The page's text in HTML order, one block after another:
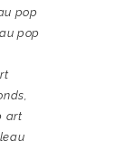
pop
pop
,
art